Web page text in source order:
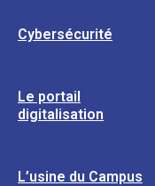
Cybersécurité
Le portail
digitalisation
L’usine du Campus